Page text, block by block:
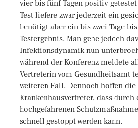
vier bis fünf Tagen positiv getestet
Test liefere zwar jederzeit ein
benötigt aber ein bis zwei Tage
Testergebnis. Man gehe jedoch
Infektionsdynamik nun
während der Konferenz meldete
Vertreterin vom Gesundheitsamt
weiteren Fall. Dennoch hoffen die
Krankenhausvertreter, dass durch
hochgefahrenen
schnell gestoppt werden kann.